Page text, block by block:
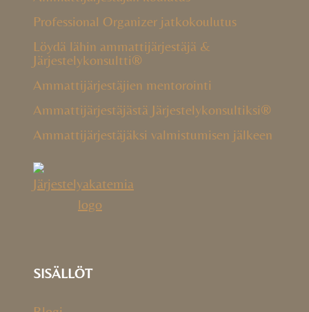
Professional Organizer jatkokoulutus
Löydä lähin ammattijärjestäjä &
Järjestelykonsultti®
Ammattijärjestäjien mentorointi
Ammattijärjestäjästä Järjestelykonsultiksi®
Ammattijärjestäjäksi valmistumisen jälkeen
SISÄLLÖT